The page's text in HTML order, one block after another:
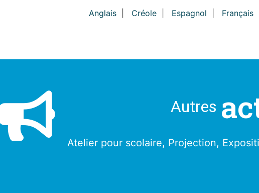
Anglais Créole Espagnol Français
Autres
Atelier pour scolaire, Projection,